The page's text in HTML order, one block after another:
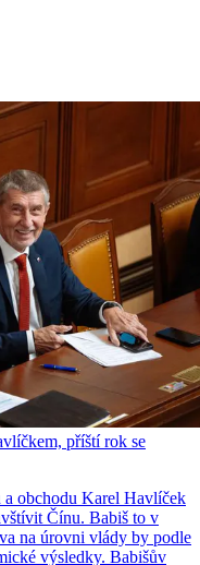
příští rok se
a obchodu Karel Havlíček
Čínu. Babiš to v
na úrovni vlády by podle
výsledky. Babišův